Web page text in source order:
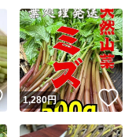
スピード&安心発送
※このバッジは実績に基づく
スピード＆安心発送
スピード発送
いいね！
1,280円